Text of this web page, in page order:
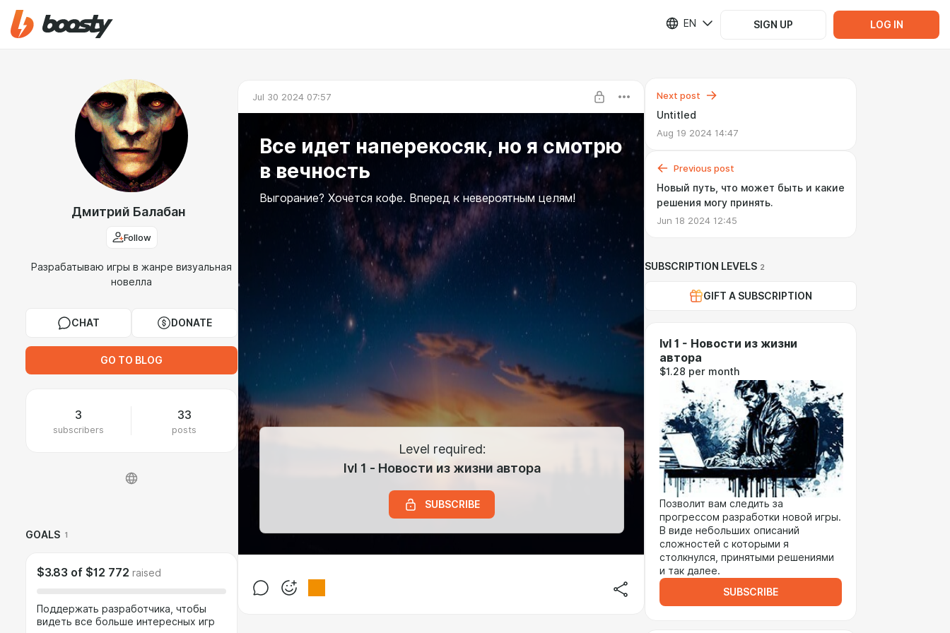
EN SIGN UP LOG IN
Дмитрий Балабан
Follow
Разрабатываю игры в жанре визуальная
новелла
CHAT DONATE
GO TO BLOG
3
subscribers
33
posts
GOALS 1
$3.83 of $12 772 raised
Поддержать разработчика, чтобы
видеть все больше интересных игр
Jul 30 2024 07:57
Все идет наперекосяк, но я смотрю
в вечность
Выгорание? Хочется кофе. Вперед к невероятным целям!
Level required:
lvl 1 - Новости из жизни автора
SUBSCRIBE
Next post
Untitled
Aug 19 2024 14:47
Previous post
Новый путь, что может быть и какие
решения могу принять.
Jun 18 2024 12:45
SUBSCRIPTION LEVELS 2
GIFT A SUBSCRIPTION
lvl 1 - Новости из жизни
автора
$1.28 per month
Позволит вам следить за
прогрессом разработки новой игры.
В виде небольших описаний
сложностей с которыми я
столкнулся, принятыми решениями
и так далее.
SUBSCRIBE